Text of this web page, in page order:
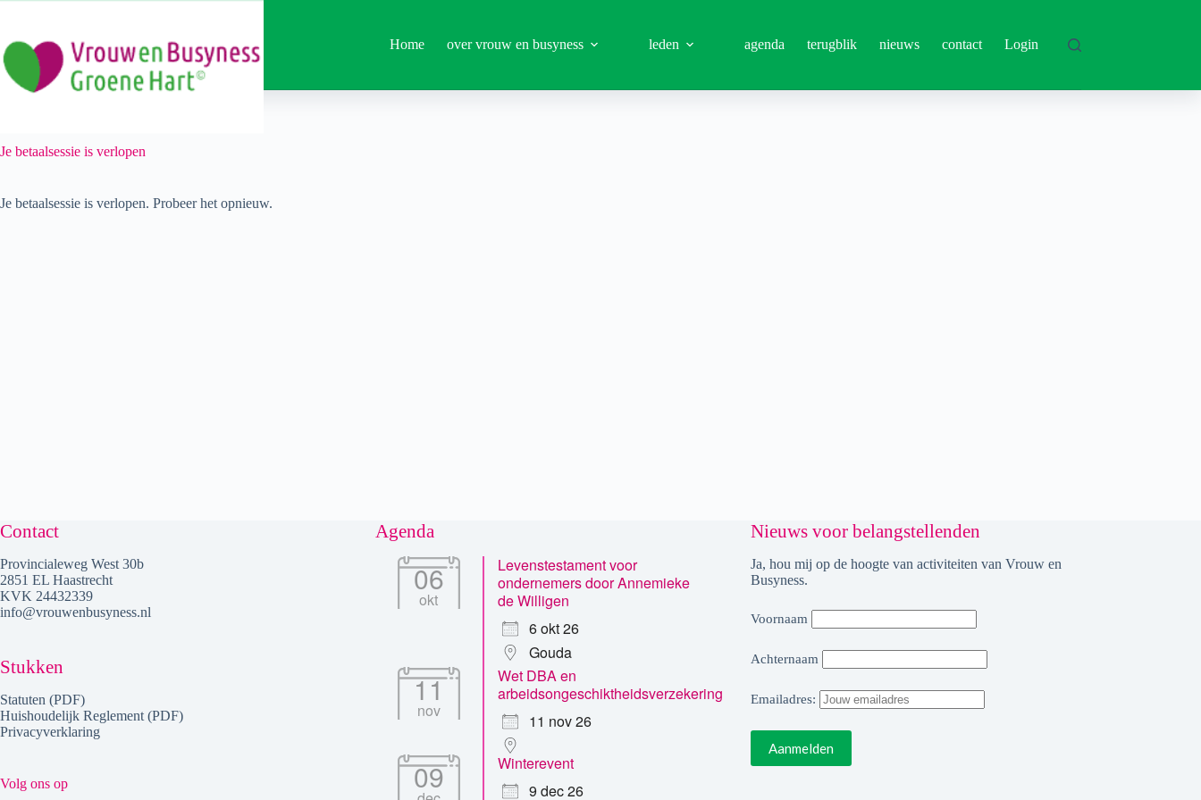
de
inhoud
Home over vrouw en busyness leden agenda terugblik nieuws contact Login
Je betaalsessie is verlopen
Je betaalsessie is verlopen. Probeer het opnieuw.
Contact
Provincialeweg West 30b
2851 EL Haastrecht
KVK 24432339
info@vrouwenbusyness.nl
Stukken
Statuten (PDF)
Huishoudelijk Reglement (PDF)
Privacyverklaring
Volg ons op
Agenda
06
okt
Levenstestament voor
ondernemers door Annemieke
de Willigen
6 okt 26
Gouda
11
nov
Wet DBA en
arbeidsongeschiktheidsverzekering
11 nov 26
09
Winterevent
9 dec 26
Nieuws voor belangstellenden
Ja, hou mij op de hoogte van activiteiten van Vrouw en
Busyness.
Voornaam
Achternaam
Emailadres: